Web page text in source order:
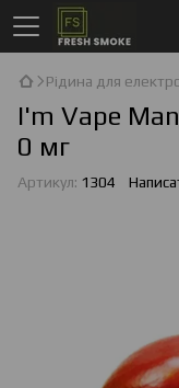
Рідина для
I'm Vape
0 мг
Артикул: 1304